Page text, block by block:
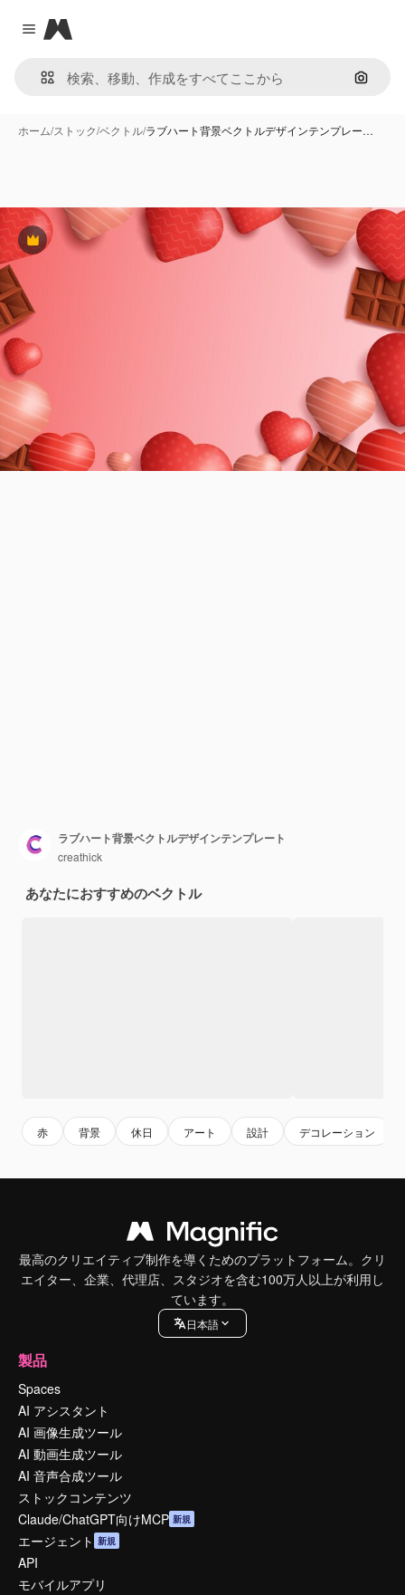
Close menu
Magnific
画像で
ホーム/ストック/ベクトル/ラブハート背景ベクトルデザインテンプレー…
Premium
ラブハート背景ベクトルデザインテンプレート
creathick
あなたにおすすめのベクトル
赤 背景 休日 アート 設計 デコレーション
最高のクリエイティブ制作を導くためのプラットフォーム。クリ
エイター、企業、代理店、スタジオを含む100万人以上が利用し
ています。
日本語
製品
Spaces
AI アシスタント
AI 画像生成ツール
AI 動画生成ツール
AI 音声合成ツール
ストックコンテンツ
Claude/ChatGPT向けMCP 新規
エージェント 新規
API
モバイルアプリ